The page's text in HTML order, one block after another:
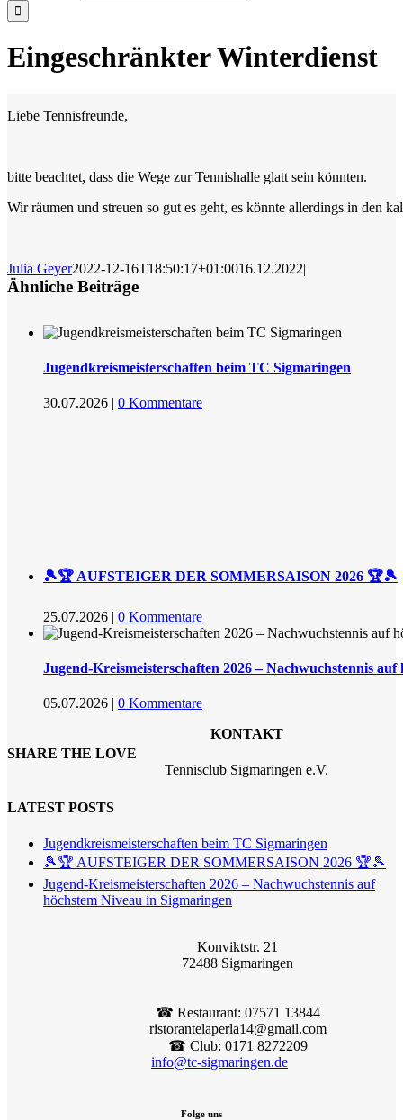
Eingeschränkter Winterdienst
Liebe Tennisfreunde,
bitte beachtet, dass die Wege zur Tennishalle glatt sein könnten.
Wir räumen und streuen so gut es geht, es könnte allerdings in den
Julia Geyer2022-12-16T18:50:17+01:0016.12.2022|
Ähnliche Beiträge
Jugendkreismeisterschaften beim TC Sigmaringen
30.07.2026 | 0 Kommentare
🎾🏆 AUFSTEIGER DER SOMMERSAISON 2026 🏆🎾
25.07.2026 | 0 Kommentare
Jugend-Kreismeisterschaften 2026 – Nachwuchstennis
05.07.2026 0 Kommentare
SHARE THE LOVE
LATEST POSTS
Jugendkreismeisterschaften beim TC Sigmaringen
🎾🏆 AUFSTEIGER DER SOMMERSAISON 2026 🏆🎾
Jugend-Kreismeisterschaften 2026 – Nachwuchstennis auf
höchstem Niveau in Sigmaringen
KONTAKT
Tennisclub Sigmaringen e.V.
Konviktstr. 21
72488 Sigmaringen
☎︎ Restaurant: 07571 13844
ristorantelaperla14@gmail.com
☎︎ Club: 0171 8272209
info@tc-sigmaringen.de
Folge uns